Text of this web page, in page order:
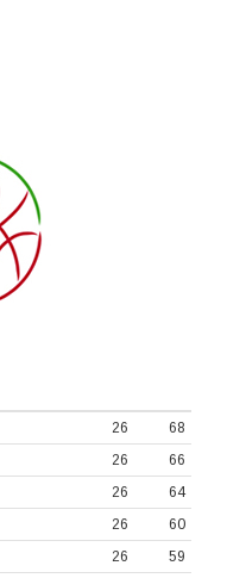
26
68
26
66
26
64
26
60
26
59